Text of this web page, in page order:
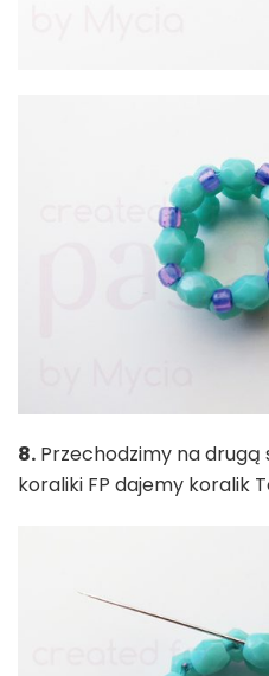
8. Przechodzimy na drugą
koraliki FP dajemy koralik